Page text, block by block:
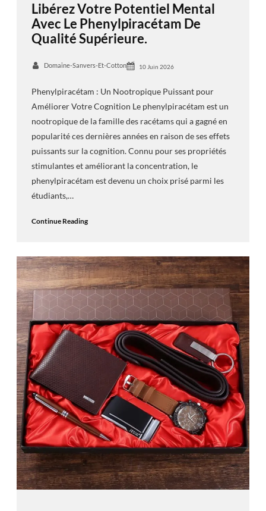
Libérez Votre Potentiel Mental
Avec Le Phenylpiracétam De
Qualité Supérieure.
Domaine-Sanvers-Et-Cotton 10 Juin 2026
Phenylpiracétam : Un Nootropique Puissant pour
Améliorer Votre Cognition Le phenylpiracétam est un
nootropique de la famille des racétams qui a gagné en
popularité ces dernières années en raison de ses effets
puissants sur la cognition. Connu pour ses propriétés
stimulantes et améliorant la concentration, le
phenylpiracétam est devenu un choix prisé parmi les
étudiants,…
Continue Reading